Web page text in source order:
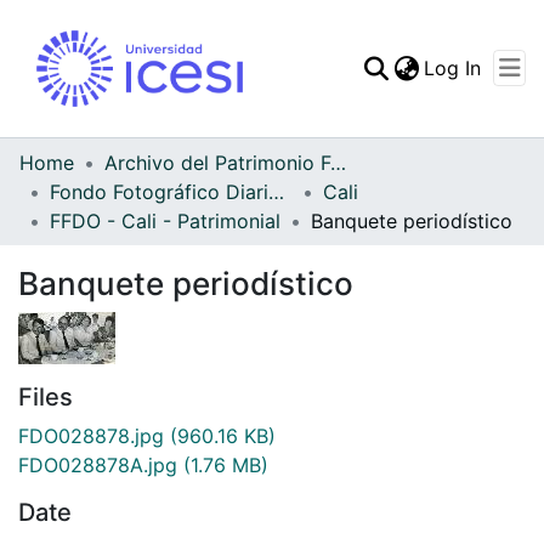
Statistics
Log In
Home
Archivo del Patrimonio Fotográfico y Fílmico del Valle del Cauca
Fondo Fotográfico Diario Occidente
Cali
FFDO - Cali - Patrimonial
Banquete periodístico
Banquete periodístico
Files
FDO028878.jpg (960.16 KB)
FDO028878A.jpg (1.76 MB)
Date